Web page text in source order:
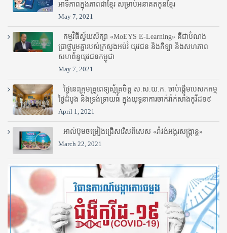
អាទិភាពក្នុងភាពជាខ្មែរ សម្រាប់អនាគតកូនខ្មែរ
May 7, 2021
កម្មវិធីស្វ័យសិក្សា «MoEYS E-Learning» គឺជាបំណង
ប្រាថ្នារួមគ្នារបស់ក្រសួងអប់រំ​ យុវជន និងកីឡា និងសហភាព
សហព័ន្ធយុវជនកម្ពុជា
May 7, 2021
ថ្ងៃនេះក្រុមគ្រូពេទ្យស្ម័គ្រចិត្ត ស.ស.យ.ក. ចាប់ផ្តើមបេសកកម្ម
ថ្ងៃដំបូង និងទ្រង់ទ្រាយធំ ក្នុងយុទ្ធនាការចាក់វ៉ាក់សាំងកូវីដ១៩
April 1, 2021
អាល់ប៊ុមចម្រៀងជ្រើសរើសពិសេស «រាំវង់អង្គរសង្ក្រាន្ត»
March 22, 2021